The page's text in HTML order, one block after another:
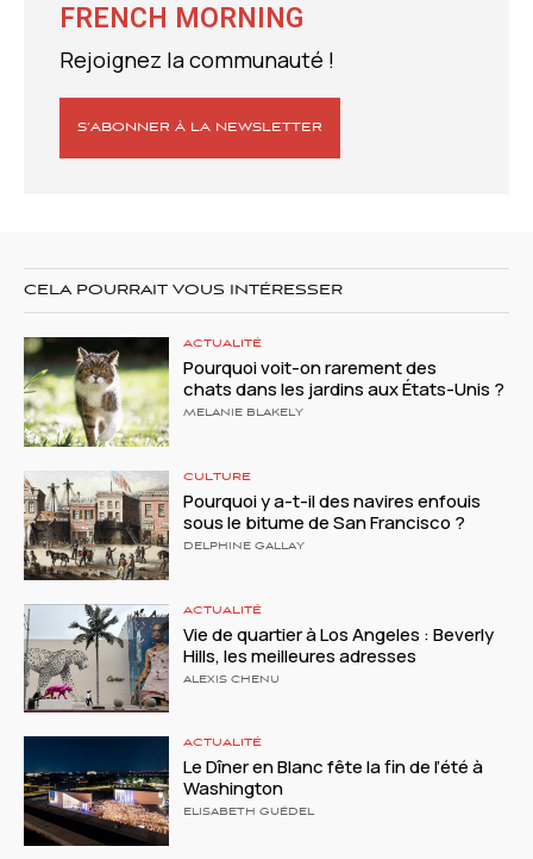
FRENCH MORNING
Rejoignez la communauté !
S’ABONNER À LA NEWSLETTER
CELA POURRAIT VOUS INTÉRESSER
ACTUALITÉ
Pourquoi voit-on rarement des
chats dans les jardins aux États-Unis ?
MELANIE BLAKELY
CULTURE
Pourquoi y a-t-il des navires enfouis
sous le bitume de San Francisco ?
DELPHINE GALLAY
ACTUALITÉ
Vie de quartier à Los Angeles : Beverly
Hills, les meilleures adresses
ALEXIS CHENU
ACTUALITÉ
Le Dîner en Blanc fête la fin de l’été à
Washington
ELISABETH GUÉDEL